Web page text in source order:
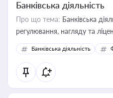
Банківська діяльність
Про що тема: Банківська
регулювання, нагляду та
Банківська діяльність